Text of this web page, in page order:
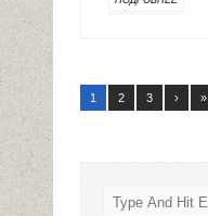
1 2 3 › »